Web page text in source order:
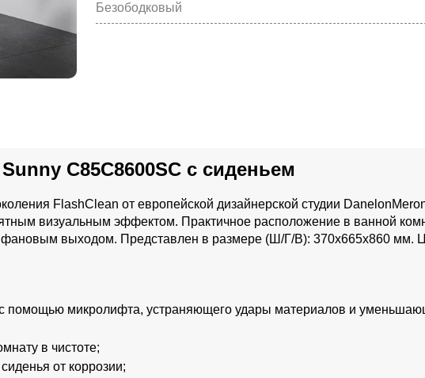
Безободковый
C85C8600SC с сиденьем
FlashClean от европейской дизайнерской студии
визуальным эффектом. Практичное расположение в ванной
фановым выходом. Представлен в размере (Ш/Г/В): 370x665x860 мм.
помощью микролифта, устраняющего удары материалов и
в чистоте;
от коррозии;